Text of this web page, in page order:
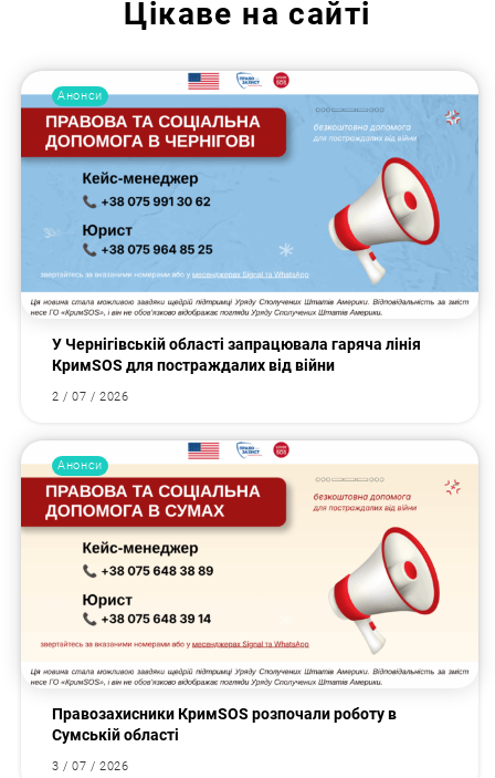
Цікаве на сайті
Анонси
У Чернігівській області запрацювала гаряча лінія
КримSOS для постраждалих від війни
2 / 07 / 2026
Анонси
Правозахисники КримSOS розпочали роботу в
Сумській області
3 / 07 / 2026